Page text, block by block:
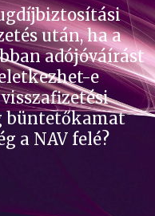
után, ha a
adójóváírást
e
büntetőkamat
a NAV felé?